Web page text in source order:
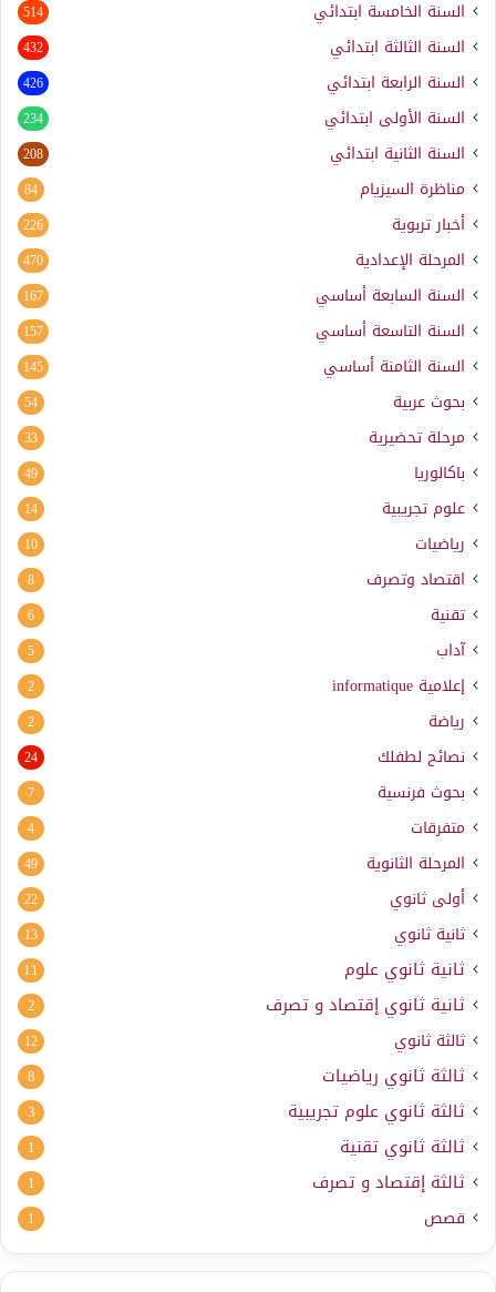
السنة الخامسة ابتدائي 514
السنة الثالثة ابتدائي 432
السنة الرابعة ابتدائي 426
السنة الأولى ابتدائي 234
السنة الثانية ابتدائي 208
مناظرة السيزيام 84
أخبار تربوية 226
المرحلة الإعدادية 470
السنة السابعة أساسي 167
السنة التاسعة أساسي 157
السنة الثامنة أساسي 145
بحوث عربية 54
مرحلة تحضيرية 33
باكالوريا 49
علوم تجريبية 14
رياضيات 10
اقتصاد وتصرف 8
تقنية 6
آداب 5
إعلامية informatique
2
رياضة 2
نصائح لطفلك 24
بحوث فرنسية 7
متفرقات 4
المرحلة الثانوية 49
أولى ثانوي 22
ثانية ثانوي 13
ثانية ثانوي علوم 11
ثانية ثانوي إقتصاد و تصرف 2
ثالثة ثانوي 12
ثالثة ثانوي رياضيات 8
ثالثة ثانوي علوم تجريبية 3
ثالثة ثانوي تقنية 1
ثالثة إقتصاد و تصرف 1
قصص 1